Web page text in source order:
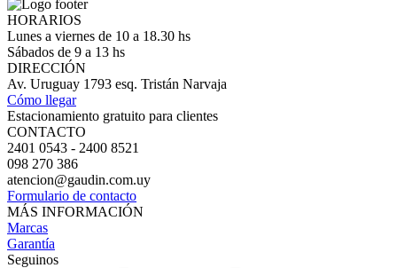
HORARIOS
Lunes a viernes de 10 a 18.30 hs
Sábados de 9 a 13 hs
DIRECCIÓN
Av. Uruguay 1793 esq. Tristán Narvaja
Cómo llegar
Estacionamiento gratuito para clientes
CONTACTO
2401 0543 - 2400 8521
098 270 386
atencion@gaudin.com.uy
Formulario de contacto
MÁS INFORMACIÓN
Marcas
Garantía
Seguinos